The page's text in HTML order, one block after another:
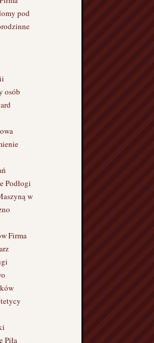
pod
osób
Podłogi
w
Firma
Piła